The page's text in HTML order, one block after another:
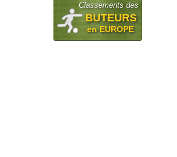
Classements des
BUTEURS
en EUROPE